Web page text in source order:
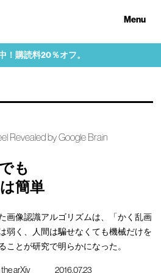
Menu
！購読料20％オフ。
Revealed by Google Brain
も
簡単
画像認識アルゴリズムは、「かく乱画
弱く、人間は騙せなくても機械だけを
ことが研究で明らかになった。
arXiv 2016.07.23